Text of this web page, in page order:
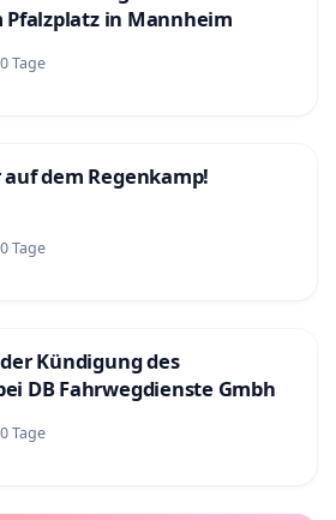
in Mannheim
Tage
dem Regenkamp!
Tage
Kündigung des
DB Fahrwegdienste Gmbh
Tage